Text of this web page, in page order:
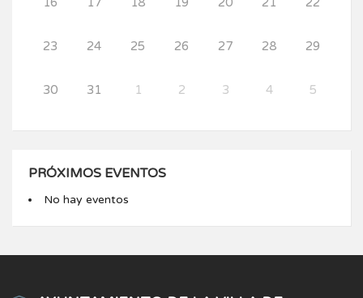
23 24 25 26 27 28 29
30 31 1 2 3 4 5
PRÓXIMOS EVENTOS
No hay eventos